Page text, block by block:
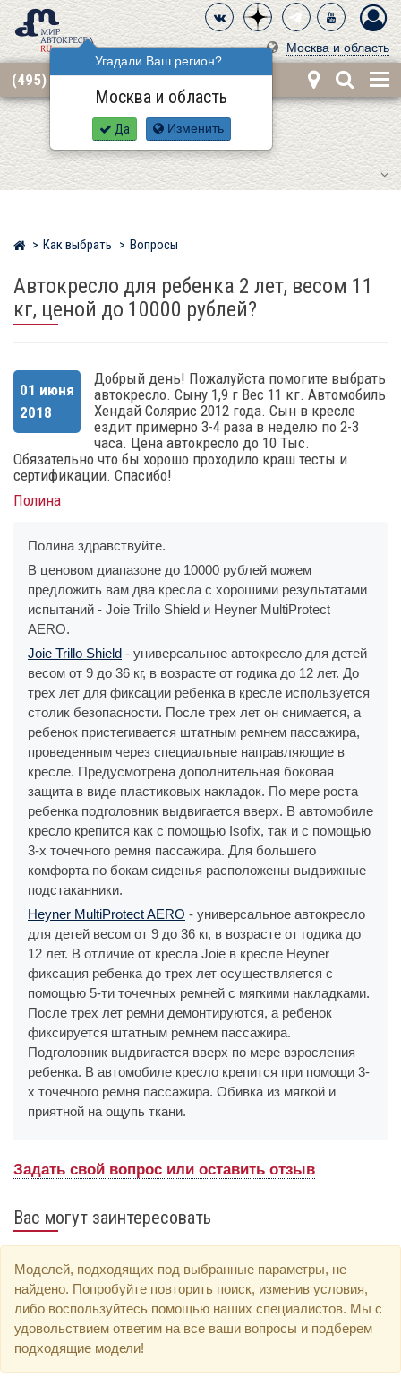
Москва и область
Угадали Ваш регион?
Москва и область
Да Изменить
(495) 668-12-62
Мир детских автокресел
Как выбрать Вопросы
Автокресло для ребенка 2 лет, весом 11
кг, ценой до 10000 рублей?
01 июня
2018
Добрый день! Пожалуйста помогите выбрать
автокресло. Сыну 1,9 г Вес 11 кг. Автомобиль
Хендай Солярис 2012 года. Сын в кресле
ездит примерно 3-4 раза в неделю по 2-3
часа. Цена автокресло до 10 Тыс.
Обязательно что бы хорошо проходило краш тесты и
сертификации. Спасибо!
Полина
Полина здравствуйте.
В ценовом диапазоне до 10000 рублей можем
предложить вам два кресла с хорошими результатами
испытаний - Joie Trillo Shield и Heyner MultiProtect
AERO.
Joie Trillo Shield - универсальное автокресло для детей
весом от 9 до 36 кг, в возрасте от годика до 12 лет. До
трех лет для фиксации ребенка в кресле используется
столик безопасности. После трех лет он снимается, а
ребенок пристегивается штатным ремнем пассажира,
проведенным через специальные направляющие в
кресле. Предусмотрена дополнительная боковая
защита в виде пластиковых накладок. По мере роста
ребенка подголовник выдвигается вверх. В автомобиле
кресло крепится как с помощью Isofix, так и с помощью
3-х точечного ремня пассажира. Для большего
комфорта по бокам сиденья расположены выдвижные
подстаканники.
Heyner MultiProtect AERO - универсальное автокресло
для детей весом от 9 до 36 кг, в возрасте от годика до
12 лет. В отличие от кресла Joie в кресле Heyner
фиксация ребенка до трех лет осуществляется с
помощью 5-ти точечных ремней с мягкими накладками.
После трех лет ремни демонтируются, а ребенок
фиксируется штатным ремнем пассажира.
Подголовник выдвигается вверх по мере взросления
ребенка. В автомобиле кресло крепится при помощи 3-
х точечного ремня пассажира. Обивка из мягкой и
приятной на ощупь ткани.
Задать свой вопрос или оставить отзыв
Вас могут заинтересовать
Моделей, подходящих под выбранные параметры, не
найдено. Попробуйте повторить поиск, изменив условия,
либо воспользуйтесь помощью наших специалистов. Мы с
удовольствием ответим на все ваши вопросы и подберем
подходящие модели!